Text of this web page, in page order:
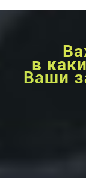
в
Ваши